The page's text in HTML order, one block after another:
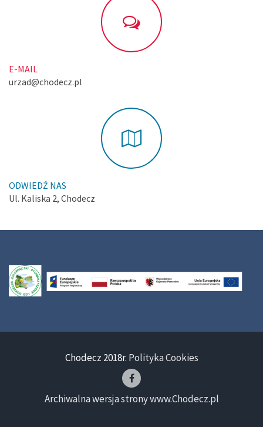
E-MAIL
urzad@chodecz.pl
ODWIEDŹ NAS
Ul. Kaliska 2, Chodecz
Chodecz 2018r. Polityka Cookies
Archiwalna wersja strony www.Chodecz.pl